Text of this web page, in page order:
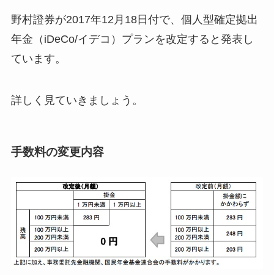
野村證券が2017年12月18日付で、個人型確定拠出
年金（iDeCo/イデコ）プランを改定すると発表し
ています。
詳しく見ていきましょう。
手数料の変更内容